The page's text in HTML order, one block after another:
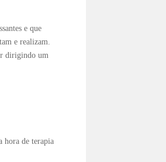
e que
e realizam.
dirigindo um
hora de terapia